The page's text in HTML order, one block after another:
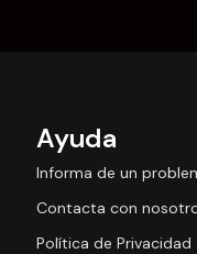
Ayuda
Informa de un
Contacta con
Política de Privacidad